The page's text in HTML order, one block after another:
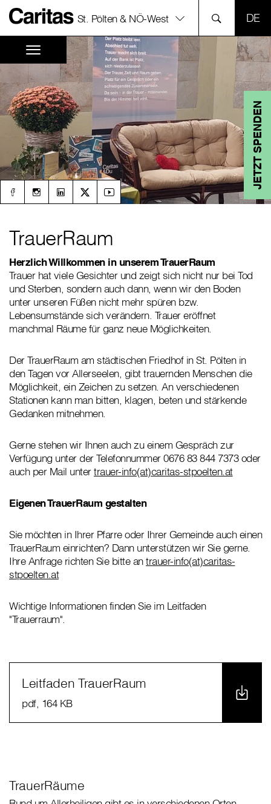
St. Pölten & NÖ-West
JETZT SPENDEN
TrauerRaum
Herzlich Willkommen in unserem TrauerRaum
Trauer hat viele Gesichter und zeigt sich nicht nur bei Tod
und Sterben, sondern auch dann, wenn wir den Boden
unter unseren Füßen nicht mehr spüren bzw.
Lebensumstände sich verändern. Trauer eröffnet
manchmal Räume für ganz neue Möglichkeiten.
Der TrauerRaum am städtischen Friedhof in St. Pölten in
den Tagen vor Allerseelen, gibt trauernden Menschen die
Möglichkeit, ein Zeichen zu setzen. An verschiedenen
Stationen kann man bitten, klagen, beten und stärkende
Gedanken mitnehmen.
Gerne stehen wir Ihnen auch zu einem Gespräch zur
Verfügung unter der Telefonnummer 0676 83 844 7373 oder
auch per Mail untertrauer-info(at)caritas-stpoelten.at
Eigenen TrauerRaum gestalten
Sie möchten in Ihrer Pfarre oder Ihrer Gemeinde auch einen
TrauerRaum einrichten? Dann unterstützen wir Sie gerne.
Ihre Anfrage richten Sie bitte antrauer-info(at)caritas-
stpoelten.at
Wichtige Informationen finden Sie im Leitfaden
"Trauerraum".
Leitfaden TrauerRaum
pdf, 164 KB
TrauerRäume